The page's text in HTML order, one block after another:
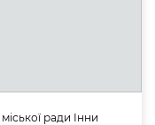
ради Інни